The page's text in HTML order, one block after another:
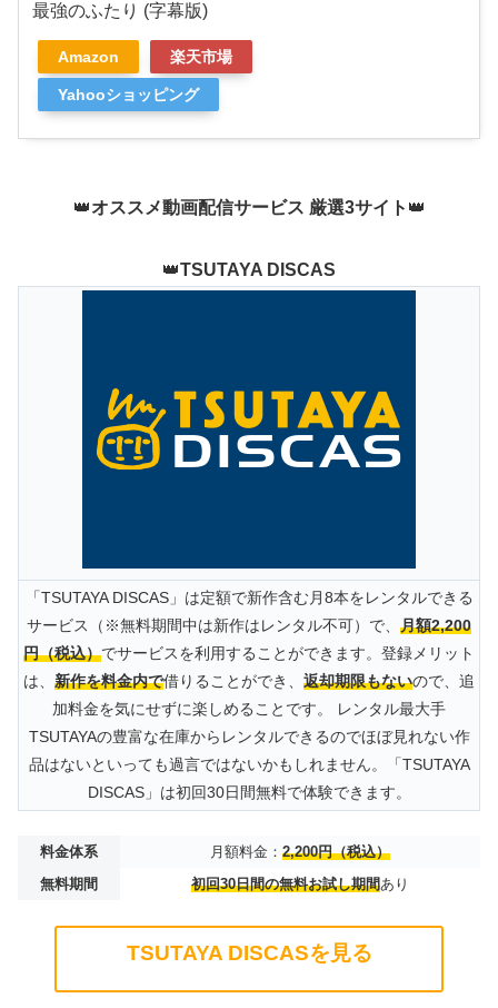
最強のふたり (字幕版)
Amazon 楽天市場
Yahooショッピング
👑オススメ動画配信サービス 厳選3サイト 👑
👑TSUTAYA DISCAS
「TSUTAYA DISCAS」は定額で新作含む月8本をレンタルできる
サービス（※無料期間中は新作はレンタル不可）で、 月額2,200
円（税込）でサービスを利用することができます。登録メリット
は、 新作を料金内で借りることができ、 返却期限もないので、追
加料金を気にせずに楽しめることです。 レンタル最大手
TSUTAYAの豊富な在庫からレンタルできるのでほぼ見れない作
品はないといっても過言ではないかもしれません。「TSUTAYA
DISCAS」は初回30日間無料で体験できます。
料金体系 月額料金： 2,200円（税込）
無料期間
初回30日間の無料お試し期間あり
TSUTAYA DISCASを見る